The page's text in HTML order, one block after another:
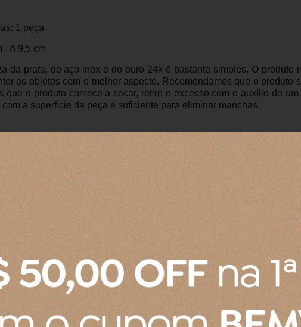
1 peça
- A 9,5 cm
da prata, do aço inox e do ouro 24k é bastante simples. O produto
os objetos com o melhor aspecto. Recomendamos que o produto
que o produto comece a secar, retire o excesso com o auxílio de
a superfície da peça é suficiente para eliminar manchas.
Produto:
Fernando A.
04/08/2026
esse produto.
Pote para mostarda
Chegou tudo dentro do padrão
Pote Para Mostarda 450ML Le Creuset